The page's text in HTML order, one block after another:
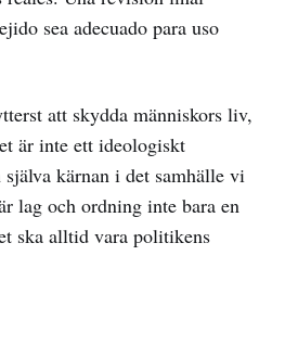
sea adecuado para uso
att skydda människors liv,
är inte ett ideologiskt
själva kärnan i det samhälle vi
lag och ordning inte bara en
ska alltid vara politikens